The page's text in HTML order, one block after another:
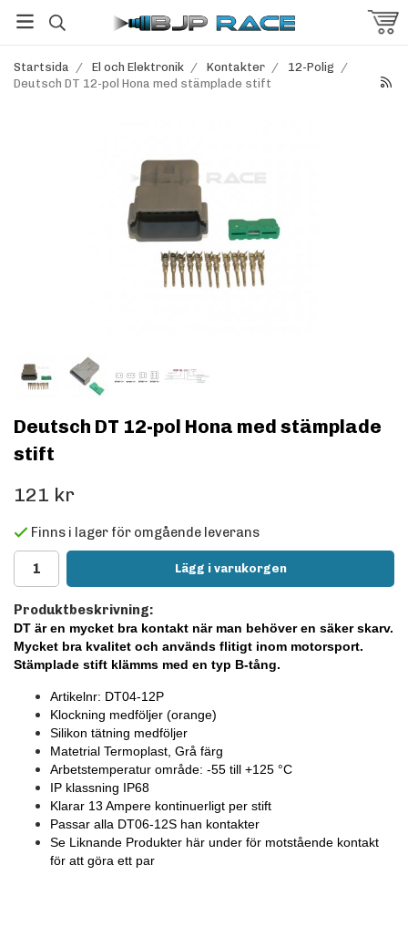
Startsida / El och Elektronik / Kontakter / 12-Polig /
Deutsch DT 12-pol Hona med stämplade stift
Deutsch DT 12-pol Hona med stämplade
stift
121 kr
Finns i lager för omgående leverans
Lägg i varukorgen
Produktbeskrivning:
DT är en mycket bra kontakt när man behöver en säker skarv.
Mycket bra kvalitet och används flitigt inom motorsport.
Stämplade stift klämms med en typ B-tång.
Artikelnr: DT04-12P
Klockning medföljer (orange)
Silikon tätning medföljer
Matetrial Termoplast, Grå färg
Arbetstemperatur område: -55 till +125 °C
IP klassning IP68
Klarar 13 Ampere kontinuerligt per stift
Passar alla DT06-12S han kontakter
Se Liknande Produkter här under för motstående kontakt
för att göra ett par